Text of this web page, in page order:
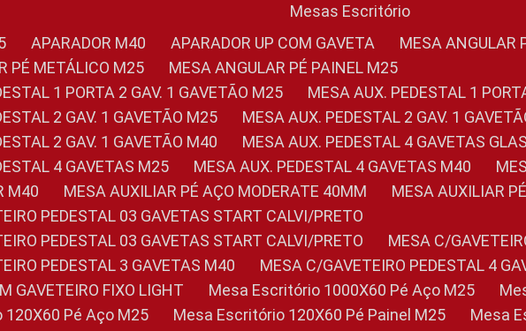
Mesas Escritório
APARADOR M40 APARADOR UP COM GAVETA
MESA
PÉ METÁLICO M25
MESA ANGULAR PÉ PAINEL M25
1 PORTA 2 GAV. 1 GAVETÃO M25
MESA AUX. PEDESTAL 1
2 GAV. 1 GAVETÃO M25
MESA AUX. PEDESTAL 2 GAV. 1
2 GAV. 1 GAVETÃO M40
MESA AUX. PEDESTAL 4 GAVETAS
4 GAVETAS M25
MESA AUX. PEDESTAL 4 GAVETAS M40
M40
MESA AUXILIAR PÉ AÇO MODERATE 40MM
MESA AUXILIAR
PEDESTAL 03 GAVETAS START CALVI/PRETO
PEDESTAL 03 GAVETAS START CALVI/PRETO
MESA C/
PEDESTAL 3 GAVETAS M40
MESA C/GAVETEIRO PEDESTAL 4
GAVETEIRO FIXO LIGHT
Mesa Escritório 1000X60 Pé Aço M25
120X60 Pé Aço M25
Mesa Escritório 120X60 Pé Painel M25
Mesa